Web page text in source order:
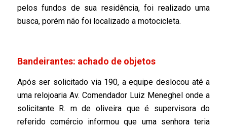
pelos fundos de sua residência, foi realizado uma
busca, porém não foi localizado a motocicleta.
Bandeirantes: achado de objetos
Após ser solicitado via 190, a equipe deslocou até a
uma relojoaria Av. Comendador Luiz Meneghel onde a
solicitante R. m de oliveira que é supervisora do
referido comércio informou que uma senhora teria